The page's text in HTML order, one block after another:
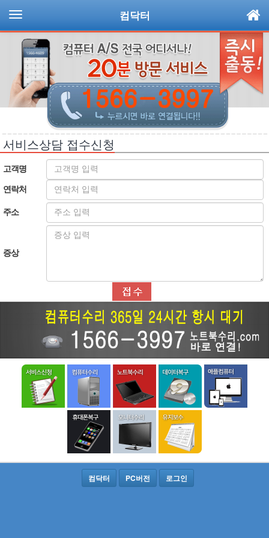
컴닥터
서비스상담 접수신청
고객명
연락처
주소
증상
컴닥터 PC버전 로그인